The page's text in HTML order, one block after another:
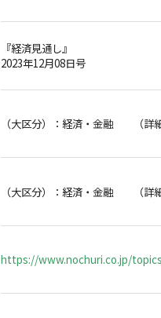
『経済見通し』
2023年12月08日号
（大区分）：経済・金融 （詳
（大区分）：経済・金融 （詳
https://www.nochuri.co.jp/